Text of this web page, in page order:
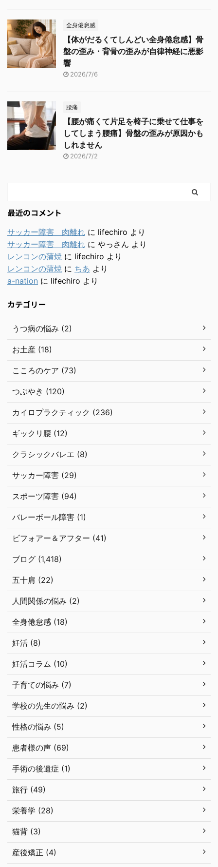
全身倦怠感
【体がだるくてしんどい全身倦怠感】骨
盤の歪み・背骨の歪みが自律神経に悪影
響
2026/7/6
腰痛
【腰が痛くて片足を椅子に乗せて仕事を
してしまう腰痛】骨盤の歪みが原因かも
しれません
2026/7/2
最近のコメント
サッカー障害 肉離れ に lifechiro より
サッカー障害 肉離れ に やっさん より
レンコンの蒲焼 に lifechiro より
レンコンの蒲焼 に ちあ より
a-nation に lifechiro より
カテゴリー
うつ病の悩み (2)
お土産 (18)
こころのケア (73)
つぶやき (120)
カイロプラクティック (236)
ギックリ腰 (12)
クラシックバレエ (8)
サッカー障害 (29)
スポーツ障害 (94)
バレーボール障害 (1)
ビフォアー＆アフター (41)
ブログ (1,418)
五十肩 (22)
人間関係の悩み (2)
全身倦怠感 (18)
妊活 (8)
妊活コラム (10)
子育ての悩み (7)
学校の先生の悩み (2)
性格の悩み (5)
患者様の声 (69)
手術の後遺症 (1)
旅行 (49)
栄養学 (28)
猫背 (3)
産後矯正 (4)